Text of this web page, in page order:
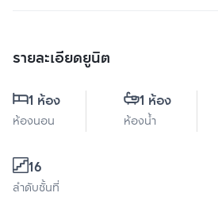
รายละเอียดยูนิต
1 ห้อง
ห้องนอน
1 ห้อง
ห้องน้ำ
16
ลำดับชั้นที่